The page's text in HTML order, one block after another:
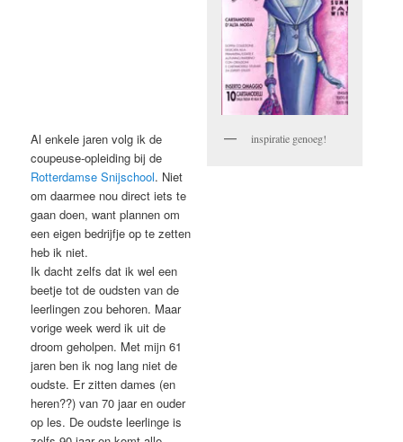
Al enkele jaren volg ik de
coupeuse-opleiding bij de
Rotterdamse Snijschool. Niet
om daarmee nou direct iets te
gaan doen, want plannen om
een eigen bedrijfje op te zetten
heb ik niet.
Ik dacht zelfs dat ik wel een
beetje tot de oudsten van de
leerlingen zou behoren. Maar
vorige week werd ik uit de
droom geholpen. Met mijn 61
jaren ben ik nog lang niet de
oudste. Er zitten dames (en
heren??) van 70 jaar en ouder
op les. De oudste leerlinge is
inspiratie genoeg!